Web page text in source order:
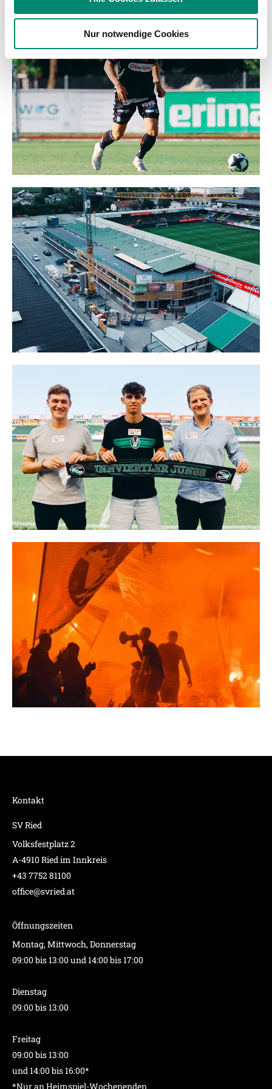
Partner führen diese Informationen möglicherweise mit
weiteren Daten zusammen, die Sie ihnen bereitgestellt
haben oder die sie im Rahmen Ihrer Nutzung der Dienste
gesammelt haben.
Weitere Details, insbesondere zu Speicherdauer und
Empfänger entnehmen Sie unserer
Datenschutzerklärung.
Nur notwendige Cookies
Kontakt
SV Ried
Volksfestplatz 2
A-4910 Ried im Innkreis
+43 7752 81100
office@svried.at
Öffnungszeiten
Montag, Mittwoch, Donnerstag
09:00 bis 13:00 und 14:00 bis 17:00
Dienstag
09:00 bis 13:00
Freitag
09:00 bis 13:00
und 14:00 bis 16:00*
*Nur an Heimspiel-Wochenenden